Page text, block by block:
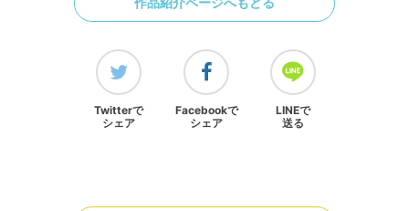
Twitterで
シェア
Facebookで
シェア
LINEで
送る